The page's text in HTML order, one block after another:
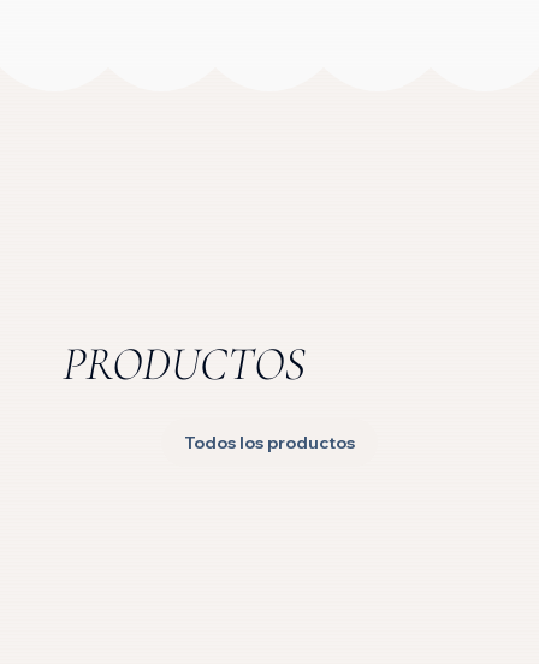
PRODUCTOS
Todos los productos